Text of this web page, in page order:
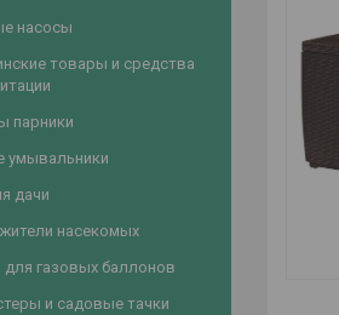
насосы
товары и средства
парники
умывальники
дачи
насекомых
газовых баллонов
и садовые тачки